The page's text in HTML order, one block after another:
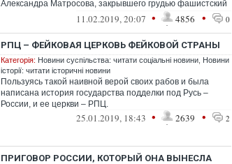
Александра Матросова, закрывшего грудью фашистский
11.02.2019, 20:07 • 4856 • 0
РПЦ – ФЕЙКОВАЯ ЦЕРКОВЬ ФЕЙКОВОЙ СТРАНЫ
Категорія: Новини суспільства: читати соціальні новини Новини
історії: читати історичні новини
Пользуясь такой наивной верой своих рабов и была
написана история государства подделки под Русь –
России, и ее церкви – РПЦ.
25.01.2019, 18:43 • 2639 • 2
ПРИГОВОР РОССИИ, КОТОРЫЙ ОНА ВЫНЕСЛА